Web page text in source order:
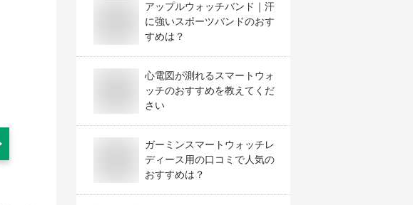
アップルウォッチバンド｜汗
に強いスポーツバンドのおす
すめは？
心電図が測れるスマートウォ
ッチのおすすめを教えてくだ
さい
ガーミンスマートウォッチレ
ディース用の口コミで人気の
おすすめは？